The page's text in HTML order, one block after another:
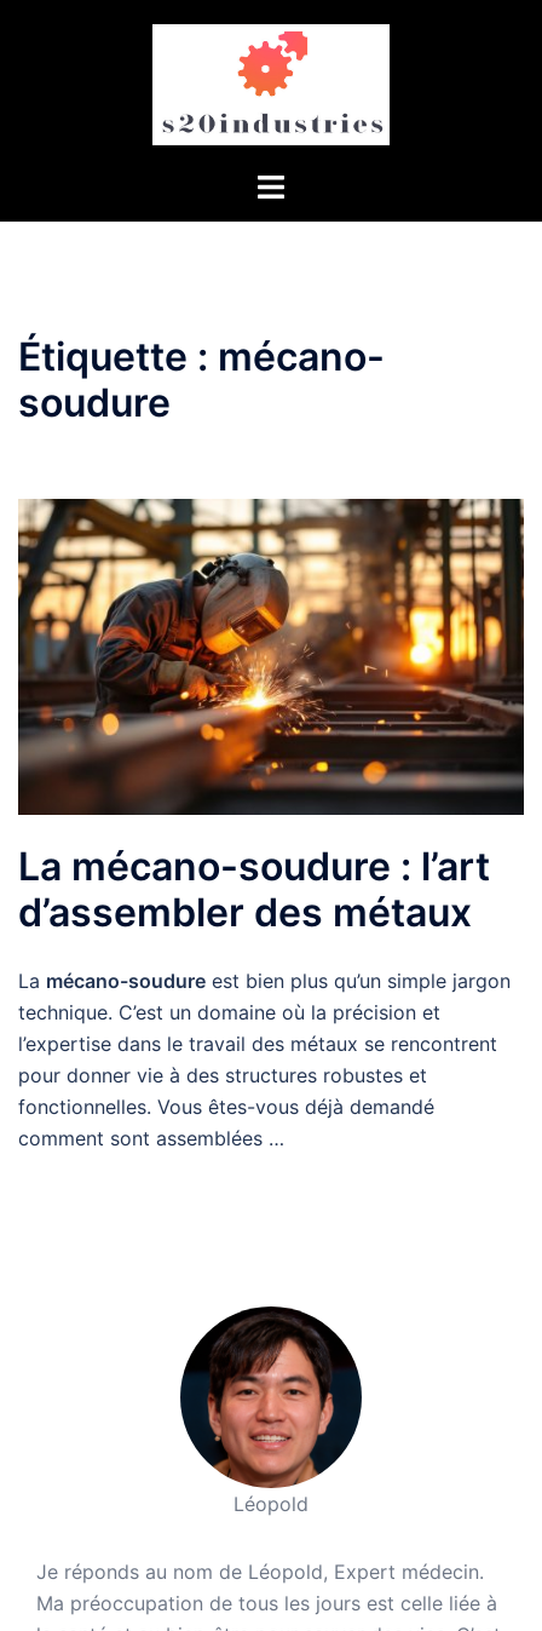
Étiquette : mécano-
soudure
La mécano-soudure : l’art
d’assembler des métaux
La mécano-soudure est bien plus qu’un simple jargon
technique. C’est un domaine où la précision et
l’expertise dans le travail des métaux se rencontrent
pour donner vie à des structures robustes et
fonctionnelles. Vous êtes-vous déjà demandé
comment sont assemblées …
Léopold
Je réponds au nom de Léopold, Expert médecin.
Ma préoccupation de tous les jours est celle liée à